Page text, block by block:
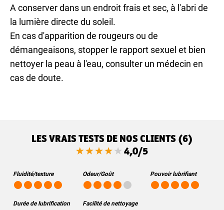
A conserver dans un endroit frais et sec, à l'abri de
la lumière directe du soleil.
En cas d'apparition de rougeurs ou de
démangeaisons, stopper le rapport sexuel et bien
nettoyer la peau à l'eau, consulter un médecin en
cas de doute.
LES VRAIS TESTS DE NOS CLIENTS (6)
4,0/5
Fluidité/texture Odeur/Goût Pouvoir lubrifiant
Durée de lubrification Facilité de nettoyage